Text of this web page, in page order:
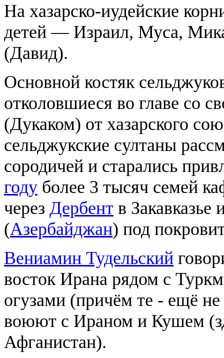
На хазарско-иудейские
детей — Израил, Муса,
(Давид).
Основной костяк
отколовшиеся во главе со
(Дукаком) от хазарского
сельджукские султаны
сородичей и старались
году более 3 тысяч семей
через Дербент в Закавказье
(Азербайджан) под
Вениамин Тудельский
восток Ирана рядом с
огузами (причём те - ещё
воюют с Ираном и Кушем
Афганистан).